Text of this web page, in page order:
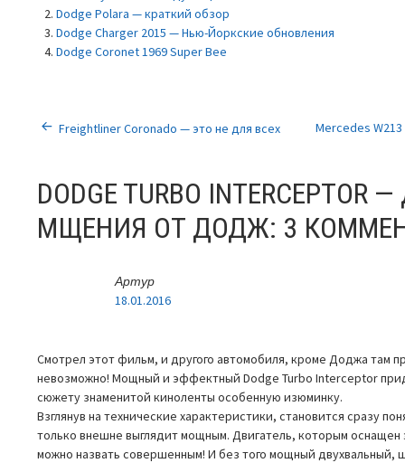
Dodge Polara — краткий обзор
Dodge Charger 2015 — Нью-Йоркские обновления
Dodge Coronet 1969 Super Bee
НАВИГАЦИЯ
ЗАПИСЯМ
Freightliner Coronado — это не для всех Mercedes
DODGE TURBO INTERCEPTOR
МЩЕНИЯ ОТ ДОДЖ: 3
Артур
18.01.2016
Смотрел этот фильм, и другого автомобиля, кроме Доджа там
невозможно! Мощный и эффектный Dodge Turbo Interceptor
сюжету знаменитой киноленты особенную изюминку.
Взглянув на технические характеристики, становится сразу
только внешне выглядит мощным. Двигатель, которым
можно назвать совершенным! И без того мощный двухвальный,